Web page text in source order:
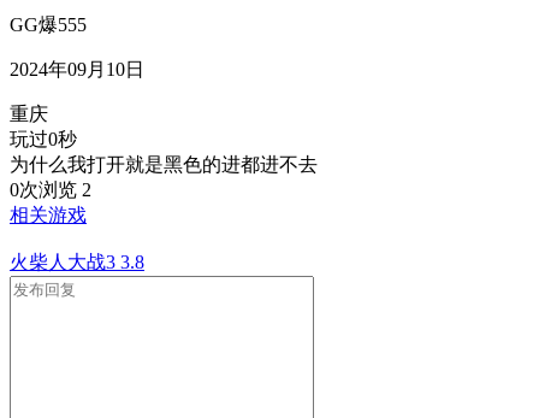
GG爆555
2024年09月10日
重庆
玩过0秒
为什么我打开就是黑色的进都进不去
0次浏览 2
相关游戏
火柴人大战3 3.8